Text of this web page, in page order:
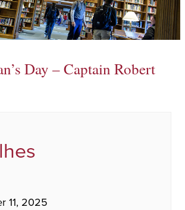
Day – Captain Robert
11, 2025